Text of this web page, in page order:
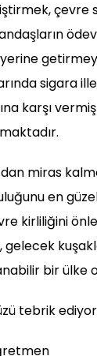
çevre
sigara
karşı
miras
en
kirliliğini
bir
tebrik